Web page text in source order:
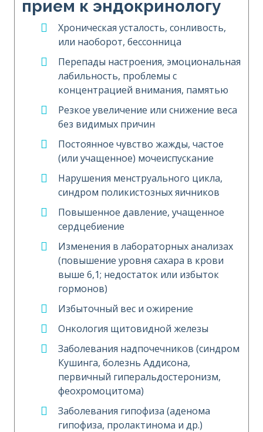
прием к эндокринологу
Хроническая усталость, сонливость,
или наоборот, бессонница
Перепады настроения, эмоциональная
лабильность, проблемы с
концентрацией внимания, памятью
Резкое увеличение или снижение веса
без видимых причин
Постоянное чувство жажды, частое
(или учащенное) мочеиспускание
Нарушения менструального цикла,
синдром поликистозных яичников
Повышенное давление, учащенное
сердцебиение
Изменения в лабораторных анализах
(повышение уровня сахара в крови
выше 6,1; недостаток или избыток
гормонов)
Избыточный вес и ожирение
Онкология щитовидной железы
Заболевания надпочечников (синдром
Кушинга, болезнь Аддисона,
первичный гиперальдостеронизм,
феохромоцитома)
Заболевания гипофиза (аденома
гипофиза, пролактинома и др.)